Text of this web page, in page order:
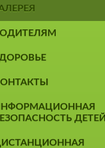
ДЕТЕЙ